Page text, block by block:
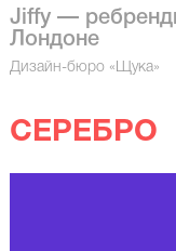
Jiffy —
Лондоне
Дизайн-бюро «Щука»
СЕРЕБРО